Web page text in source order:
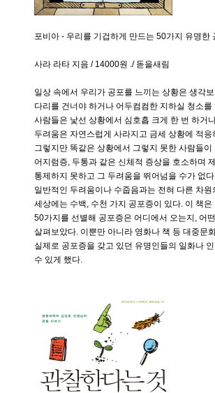
포비아 - 우리를 기겁하게 만드는 50가지 유명한
사라 라타 지음 / 14000원 ./ 돋을새림
일상 속에서 우리가 공포를 느끼는 상황은 생각
다리를 건너야 하거나 어두컴컴한 지하실 청소
사람들은 낯선 상황에서 심호흡 크게 한 번 하거
두려움은 자연스럽게 사라지고 금세 상황에 적응
그렇지만 똑같은 상황에서 그렇지 못한 사람들
어지럼증, 두통과 같은 신체적 증상을 호소하며
통제하지 못하고 그 두려움을 뛰어넘을 수가 없
일반적인 두려움이나 수줍음과는 전혀 다른 차원
세상에는 수백, 수천 가지 공포증이 있다. 이 책
50가지를 선별해 공포증은 어디에서 오는지, 어
살펴보았다. 이뿐만 아니라 영화나 책 등 대중문
실제로 공포증을 갖고 있던 유명인들의 일화나
수 있게 했다.